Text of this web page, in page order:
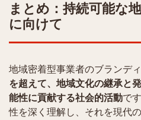
まとめ：持続可能な
に向けて
地域密着型事業者のブランディ
を超えて、地域文化の継承と
能性に貢献する社会的活動で
性を深く理解し、それを現代